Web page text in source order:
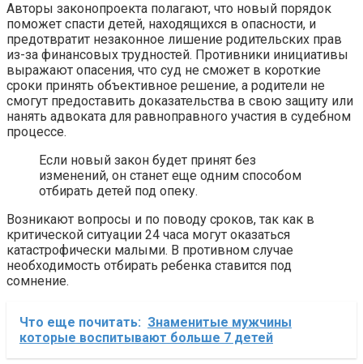
Авторы законопроекта полагают, что новый порядок
поможет спасти детей, находящихся в опасности, и
предотвратит незаконное лишение родительских прав
из-за финансовых трудностей. Противники инициативы
выражают опасения, что суд не сможет в короткие
сроки принять объективное решение, а родители не
смогут предоставить доказательства в свою защиту или
нанять адвоката для равноправного участия в судебном
процессе.
Если новый закон будет принят без
изменений, он станет еще одним способом
отбирать детей под опеку.
Возникают вопросы и по поводу сроков, так как в
критической ситуации 24 часа могут оказаться
катастрофически малыми. В противном случае
необходимость отбирать ребенка ставится под
сомнение.
Что еще почитать: Знаменитые мужчины
которые воспитывают больше 7 детей